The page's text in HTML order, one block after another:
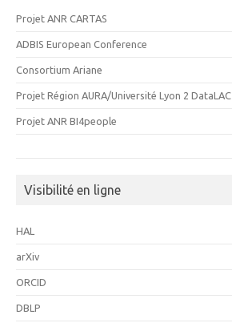
Projet ANR CARTAS
ADBIS European Conference
Consortium Ariane
Projet Région AURA/Université Lyon 2 DataLAC
Projet ANR BI4people
Visibilité en ligne
HAL
arXiv
ORCID
DBLP